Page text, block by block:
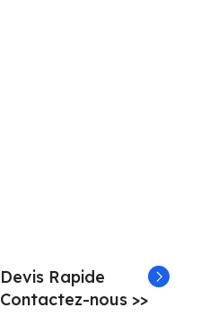
Devis Rapide
Contactez-nous >>